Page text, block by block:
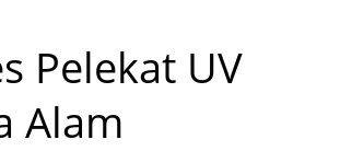
Pelekat UV
Alam